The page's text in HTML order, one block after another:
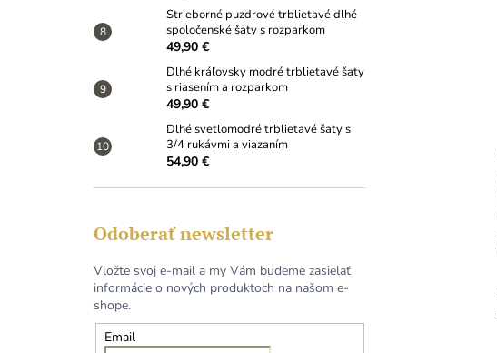
Strieborné puzdrové trblietavé dlhé
spoločenské šaty s rozparkom
49,90 €
Dlhé kráľovsky modré trblietavé šaty
s riasením a rozparkom
49,90 €
Dlhé svetlomodré trblietavé šaty s
3/4 rukávmi a viazaním
54,90 €
Odoberať newsletter
Vložte svoj e-mail a my Vám budeme zasielať
informácie o nových produktoch na našom e-
shope.
Email